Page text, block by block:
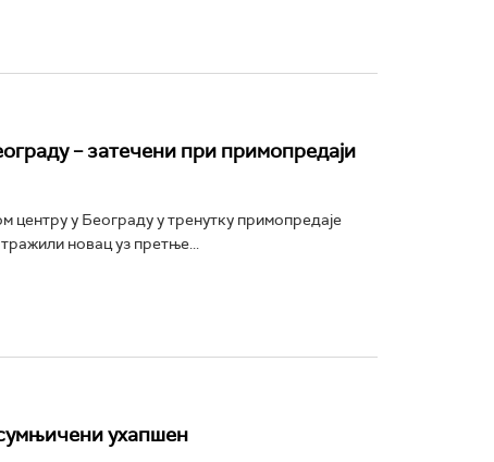
– затечени при примопредаји
центру у Београду у тренутку примопредаје
новац уз претње...
ухапшен